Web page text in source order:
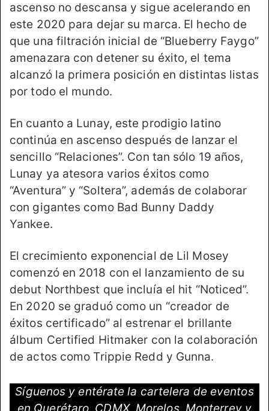
ascenso no descansa y sigue acelerando en
este 2020 para dejar su marca. El hecho de
que una filtración inicial de “Blueberry Faygo”
amenazara con detener su éxito, el tema
alcanzó la primera posición en distintas listas
por todo el mundo.
En cuanto a Lunay, este prodigio latino
continúa en ascenso después de lanzar el
sencillo “Relaciones”. Con tan sólo 19 años,
Lunay ya atesora varios éxitos como
“Aventura” y “Soltera”, además de colaborar
con gigantes como Bad Bunny Daddy
Yankee.
El crecimiento exponencial de Lil Mosey
comenzó en 2018 con el lanzamiento de su
debut Northbest que incluía el hit “Noticed”.
En 2020 se graduó como un “creador de
éxitos certificado” al estrenar el brillante
álbum Certified Hitmaker con la colaboración
de actos como Trippie Redd y Gunna.
Síguenos y entérate la cartelera de eventos